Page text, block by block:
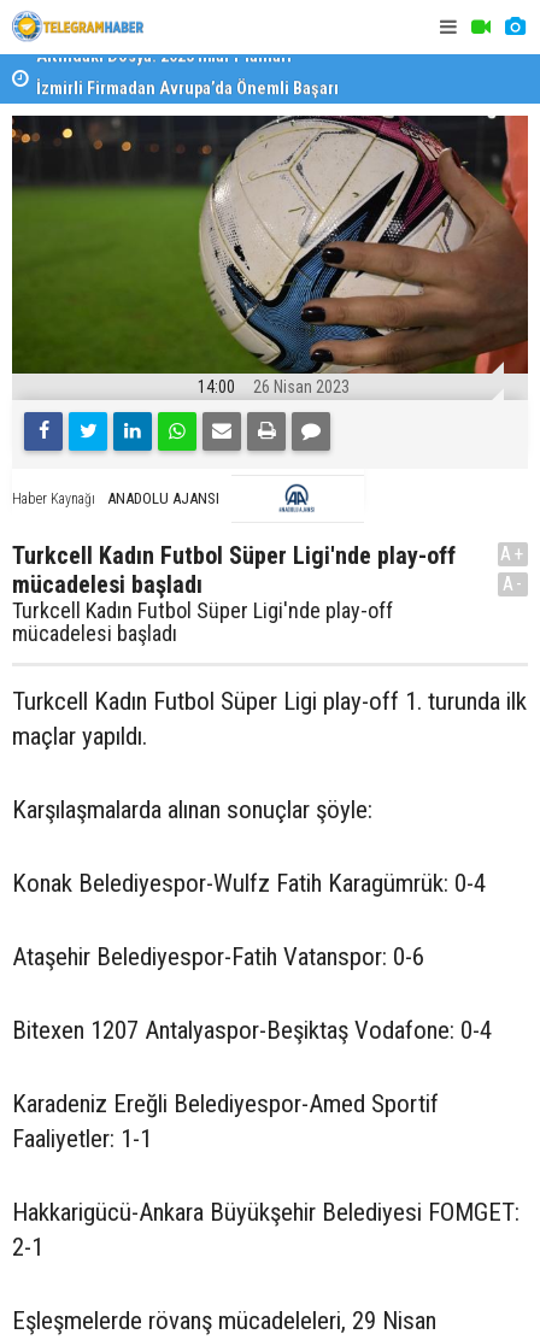
İzmirli Firmadan Avrupa’da Önemli Başarı
Devlet
14:00 26 Nisan 2023
Haber Kaynağı ANADOLU AJANSI
Turkcell Kadın Futbol Süper Ligi'nde play-off
mücadelesi başladı
Turkcell Kadın Futbol Süper Ligi'nde play-off
mücadelesi başladı
A+
A-
Turkcell Kadın Futbol Süper Ligi play-off 1. turunda ilk
maçlar yapıldı.
Karşılaşmalarda alınan sonuçlar şöyle:
Konak Belediyespor-Wulfz Fatih Karagümrük: 0-4
Ataşehir Belediyespor-Fatih Vatanspor: 0-6
Bitexen 1207 Antalyaspor-Beşiktaş Vodafone: 0-4
Karadeniz Ereğli Belediyespor-Amed Sportif
Faaliyetler: 1-1
Hakkarigücü-Ankara Büyükşehir Belediyesi FOMGET:
2-1
Eşleşmelerde rövanş mücadeleleri, 29 Nisan